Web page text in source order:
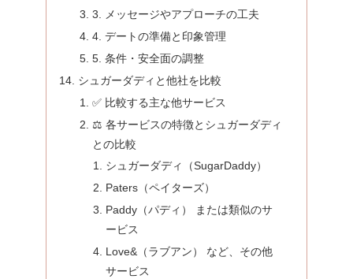
3. メッセージやアプローチの工夫
4. デートの準備と印象管理
5. 条件・安全面の調整
シュガーダディと他社を比較
✅ 比較する主な他サービス
⚖️ 各サービスの特徴とシュガーダディ
との比較
シュガーダディ（SugarDaddy）
Paters（ペイターズ）
Paddy（パディ） または類似のサ
ービス
Love&（ラブアン） など、その他
サービス